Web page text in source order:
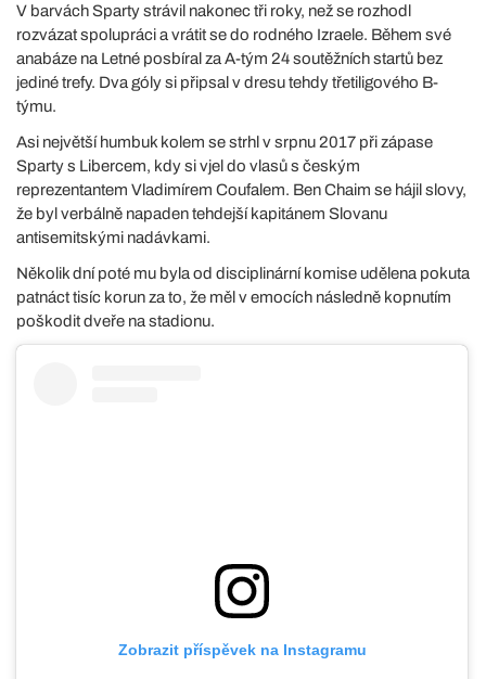
V barvách Sparty strávil nakonec tři roky, než se rozhodl
rozvázat spolupráci a vrátit se do rodného Izraele. Během své
anabáze na Letné posbíral za A-tým 24 soutěžních startů bez
jediné trefy. Dva góly si připsal v dresu tehdy třetiligového B-
týmu.
Asi největší humbuk kolem se strhl v srpnu 2017 při zápase
Sparty s Libercem, kdy si vjel do vlasů s českým
reprezentantem Vladimírem Coufalem. Ben Chaim se hájil slovy,
že byl verbálně napaden tehdejší kapitánem Slovanu
antisemitskými nadávkami.
Několik dní poté mu byla od disciplinární komise udělena pokuta
patnáct tisíc korun za to, že měl v emocích následně kopnutím
poškodit dveře na stadionu.
Zobrazit příspěvek na Instagramu